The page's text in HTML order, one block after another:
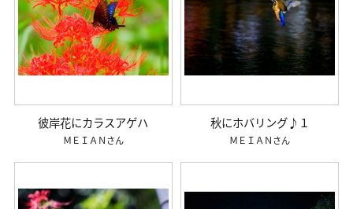
彼岸花にカラスアゲハ
ＭＥＩＡＮ
秋にホバリング♪１
ＭＥＩＡＮ